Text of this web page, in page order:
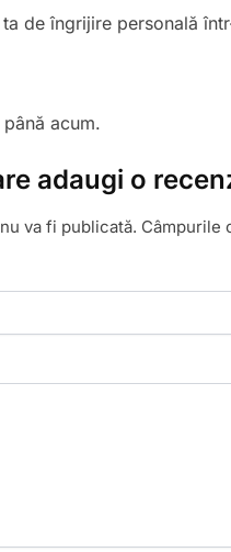
de îngrijire personală
acum.
adaugi o
va fi publicată. Câmpurile